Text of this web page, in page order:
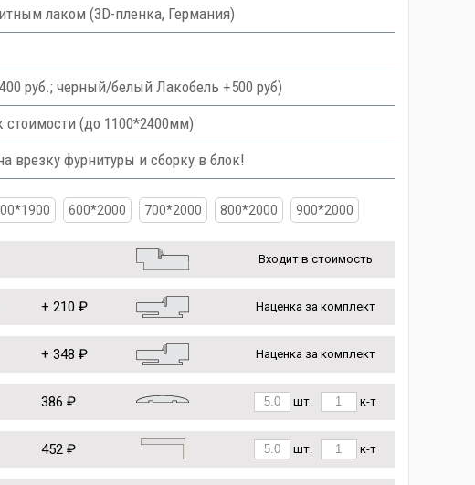
лаком (3D-пленка, Германия)
руб.; черный/белый Лакобель +500 руб)
стоимости (до 1100*2400мм)
фурнитуры и сборку в блок!
600*2000 700*2000 800*2000 900*2000
Входит в стоимость
+ 210 ₽ Наценка за комплект
+ 348 ₽ Наценка за комплект
386 ₽ шт. к-т
452 ₽ шт. к-т